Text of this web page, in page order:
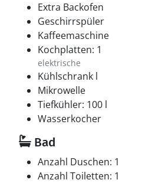
Extra Backofen
Geschirrspüler
Kaffeemaschine
Kochplatten: 1
elektrische
Kühlschrank l
Mikrowelle
Tiefkühler: 100 l
Wasserkocher
Bad
Anzahl Duschen: 1
Anzahl Toiletten: 1